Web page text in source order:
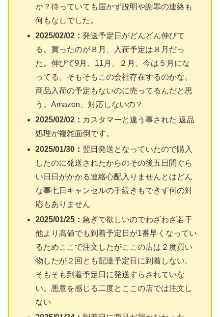
か？待っていても届かず説明や謝罪の連絡も
何もなしでした。
2025/02/02：発送予定日がどんどん伸びて
る。買ったのが８月、入荷予定は８月だっ
た。伸びて9月、11月、２月、今は５月にな
ってる。そもそもこの会社存在するのかな。
商品入荷の予定もないのに売ってるんだと思
う。Amazon、対応しないの？
2025/02/02： カスタマーと違う事された 返品
処理が複雑面倒です。
2025/01/30： 翌日発送となっていたので購入
したのに発送されたからのその後五日間ぐら
い日日がかかる連絡心配入りませんとはどん
な事七日キャンセルの手続きもできず何の対
応もありません
2025/01/25： 急ぎで欲しいのでわざわざ若干
他より高値でも到着予定日が1番早くなってい
るためここで注文したがここの店は２度買い
物したが２回とも配達予定日に到着しない。
そもそも到着予定日に発送すらされていな
い。悪意を感じる二度とここの店では注文し
ない